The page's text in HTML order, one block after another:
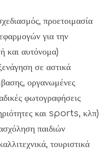
προετοιμασία
για την
και αυτόνομα)
σε αστικά
οργανωμένες
φωτογραφήσεις
και sports, κλπ)
παιδιών
τουριστικά